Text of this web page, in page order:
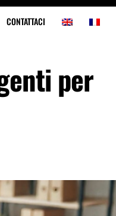
CONTATTACI
per